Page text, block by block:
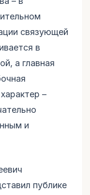
связующей
в
а главная
–
и
публике